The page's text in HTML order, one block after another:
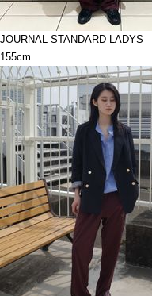
JOURNAL STANDARD LADYS
155cm